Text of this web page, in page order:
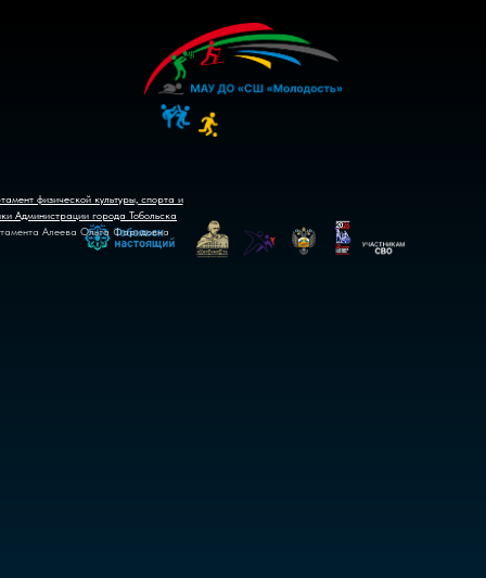
физической культуры, спорта и
Администрации города Тобольска
Алеева Ольга Фаридовна